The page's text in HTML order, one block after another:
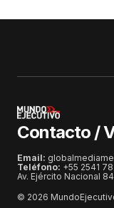
Contacto /
Email:
Teléfono: +55 2541
Av. Ejército Nacional
© 2026